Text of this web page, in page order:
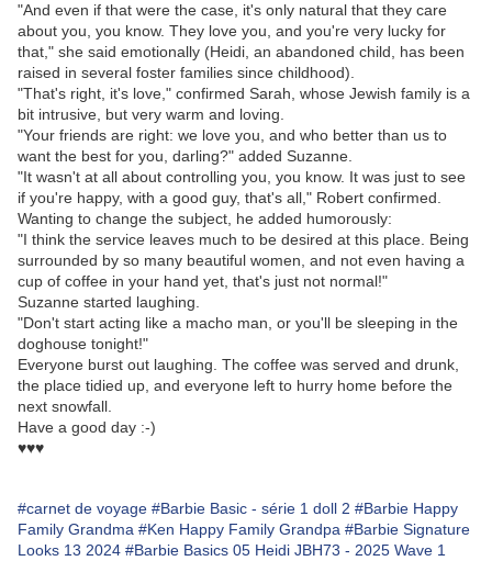
"And even if that were the case, it's only natural that they care
about you, you know. They love you, and you're very lucky for
that," she said emotionally (Heidi, an abandoned child, has been
raised in several foster families since childhood).
"That's right, it's love," confirmed Sarah, whose Jewish family is a
bit intrusive, but very warm and loving.
"Your friends are right: we love you, and who better than us to
want the best for you, darling?" added Suzanne.
"It wasn't at all about controlling you, you know. It was just to see
if you're happy, with a good guy, that's all," Robert confirmed.
Wanting to change the subject, he added humorously:
"I think the service leaves much to be desired at this place. Being
surrounded by so many beautiful women, and not even having a
cup of coffee in your hand yet, that's just not normal!"
Suzanne started laughing.
"Don't start acting like a macho man, or you'll be sleeping in the
doghouse tonight!"
Everyone burst out laughing. The coffee was served and drunk,
the place tidied up, and everyone left to hurry home before the
next snowfall.
Have a good day :-)
♥♥♥
#carnet de voyage #Barbie Basic - série 1 doll 2 #Barbie Happy
Family Grandma #Ken Happy Family Grandpa #Barbie Signature
Looks 13 2024 #Barbie Basics 05 Heidi JBH73 - 2025 Wave 1